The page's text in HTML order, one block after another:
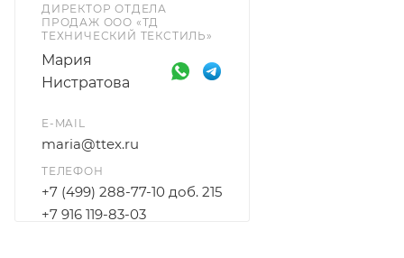
ДИРЕКТОР ОТДЕЛА
ПРОДАЖ ООО «ТД
ТЕХНИЧЕСКИЙ ТЕКСТИЛЬ»
Мария
Нистратова
E-MAIL
maria@ttex.ru
ТЕЛЕФОН
+7 (499) 288-77-10 доб. 215
+7 916 119-83-03